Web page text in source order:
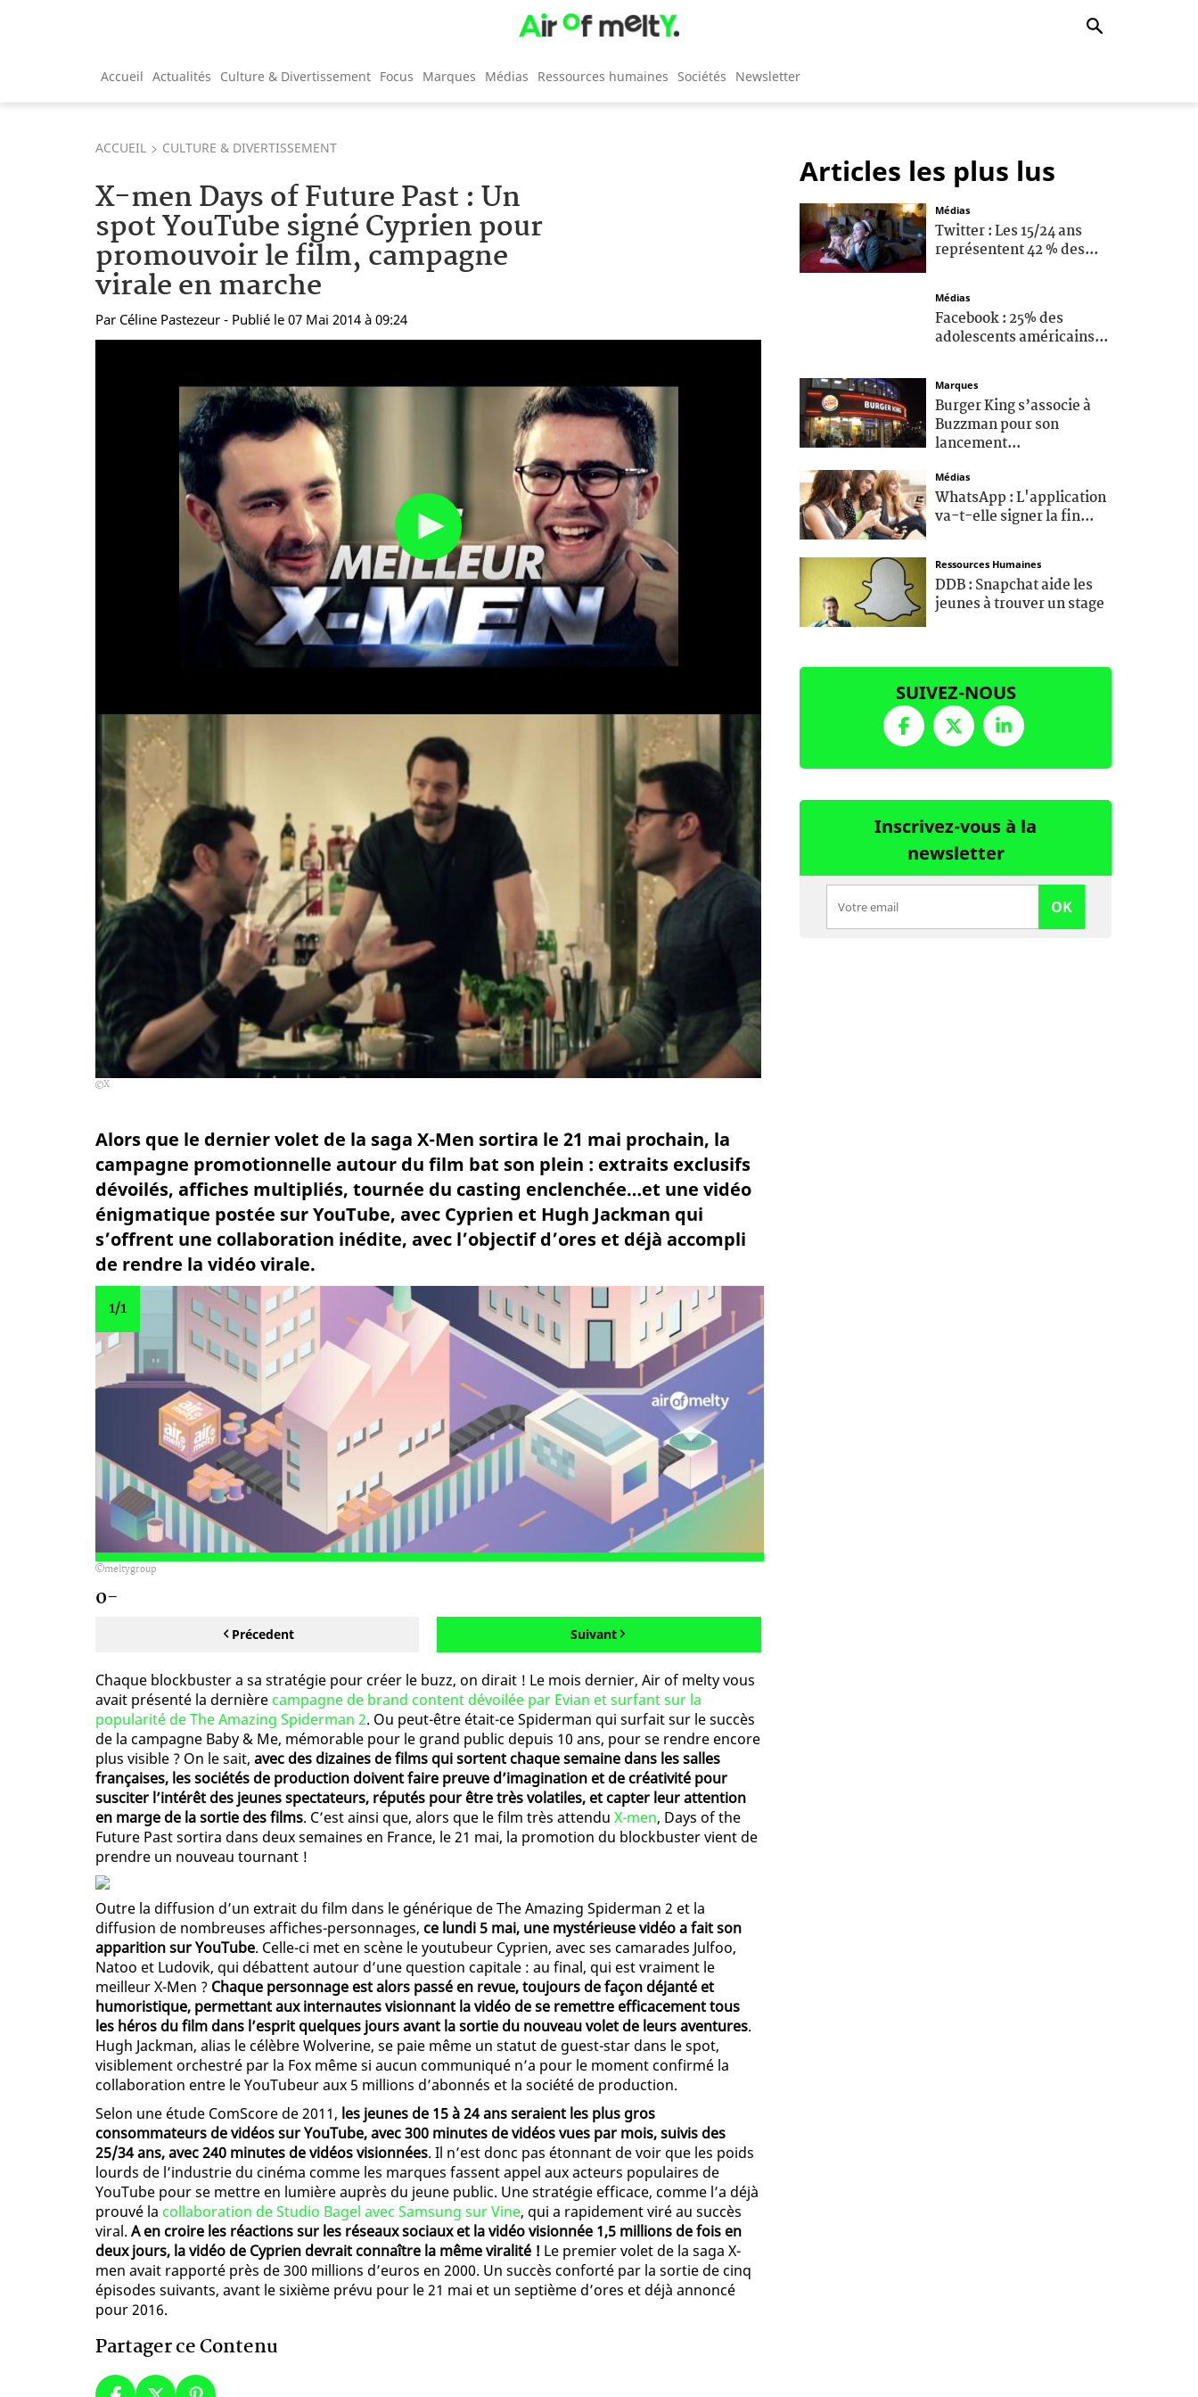
Accueil Actualités Culture & Divertissement Focus Marques Médias Ressources humaines Sociétés Newsletter
ACCUEIL CULTURE & DIVERTISSEMENT
X-men Days of Future Past : Un
spot YouTube signé Cyprien pour
promouvoir le film, campagne
virale en marche
Par Céline Pastezeur - Publié le 07 Mai 2014 à 09:24
X
Alors que le dernier volet de la saga X-Men sortira le 21 mai prochain, la
campagne promotionnelle autour du film bat son plein : extraits exclusifs
dévoilés, affiches multipliés, tournée du casting enclenchée…et une vidéo
énigmatique postée sur YouTube, avec Cyprien et Hugh Jackman qui
s’offrent une collaboration inédite, avec l’objectif d’ores et déjà accompli
de rendre la vidéo virale.
meltygroup
1/1
0-
Précedent Suivant
Chaque blockbuster a sa stratégie pour créer le buzz, on dirait ! Le mois dernier, Air of melty vous
avait présenté la dernière campagne de brand content dévoilée par Evian et surfant sur la
popularité de The Amazing Spiderman 2. Ou peut-être était-ce Spiderman qui surfait sur le succès
de la campagne Baby & Me, mémorable pour le grand public depuis 10 ans, pour se rendre encore
plus visible ? On le sait, avec des dizaines de films qui sortent chaque semaine dans les salles
françaises, les sociétés de production doivent faire preuve d’imagination et de créativité pour
susciter l’intérêt des jeunes spectateurs, réputés pour être très volatiles, et capter leur attention
en marge de la sortie des films. C’est ainsi que, alors que le film très attendu X-men, Days of the
Future Past sortira dans deux semaines en France, le 21 mai, la promotion du blockbuster vient de
prendre un nouveau tournant !
Outre la diffusion d’un extrait du film dans le générique de The Amazing Spiderman 2 et la
diffusion de nombreuses affiches-personnages, ce lundi 5 mai, une mystérieuse vidéo a fait son
apparition sur YouTube. Celle-ci met en scène le youtubeur Cyprien, avec ses camarades Julfoo,
Natoo et Ludovik, qui débattent autour d’une question capitale : au final, qui est vraiment le
meilleur X-Men ? Chaque personnage est alors passé en revue, toujours de façon déjanté et
humoristique, permettant aux internautes visionnant la vidéo de se remettre efficacement tous
les héros du film dans l’esprit quelques jours avant la sortie du nouveau volet de leurs aventures.
Hugh Jackman, alias le célèbre Wolverine, se paie même un statut de guest-star dans le spot,
visiblement orchestré par la Fox même si aucun communiqué n’a pour le moment confirmé la
collaboration entre le YouTubeur aux 5 millions d’abonnés et la société de production.
Selon une étude ComScore de 2011, les jeunes de 15 à 24 ans seraient les plus gros
consommateurs de vidéos sur YouTube, avec 300 minutes de vidéos vues par mois, suivis des
25/34 ans, avec 240 minutes de vidéos visionnées. Il n’est donc pas étonnant de voir que les poids
lourds de l’industrie du cinéma comme les marques fassent appel aux acteurs populaires de
YouTube pour se mettre en lumière auprès du jeune public. Une stratégie efficace, comme l’a déjà
prouvé la collaboration de Studio Bagel avec Samsung sur Vine, qui a rapidement viré au succès
viral. A en croire les réactions sur les réseaux sociaux et la vidéo visionnée 1,5 millions de fois en
deux jours, la vidéo de Cyprien devrait connaître la même viralité ! Le premier volet de la saga X-
men avait rapporté près de 300 millions d’euros en 2000. Un succès conforté par la sortie de cinq
épisodes suivants, avant le sixième prévu pour le 21 mai et un septième d’ores et déjà annoncé
pour 2016.
Partager ce Contenu
Articles les plus lus
Médias
Twitter : Les 15/24 ans
représentent 42 % des...
Médias
Facebook : 25% des
adolescents américains...
Marques
Burger King s’associe à
Buzzman pour son
lancement...
Médias
WhatsApp : L'application
va-t-elle signer la fin...
Ressources Humaines
DDB : Snapchat aide les
jeunes à trouver un stage
SUIVEZ-NOUS
Inscrivez-vous à la
newsletter
OK